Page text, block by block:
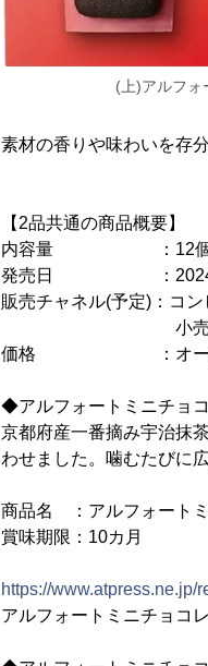
(上)アルフ
素材の香りや味わいを存
【2品共通の商品概要】
内容量 ：12
発売日 ：2024年
販売チャネル(予定)：コ
小売店、売
価格 ：オープン
◆アルフォートミニチョ
京都府産一番摘み宇治抹
わせました。噛むたびに
商品名 ：アルフォート
賞味期限：10カ月
https://
アルフォートミニチョコ